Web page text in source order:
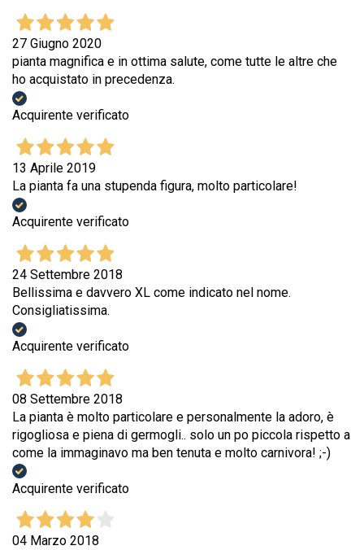
27 Giugno 2020
pianta magnifica e in ottima salute, come tutte le altre che
ho acquistato in precedenza.
Acquirente verificato
13 Aprile 2019
La pianta fa una stupenda figura, molto particolare!
Acquirente verificato
24 Settembre 2018
Bellissima e davvero XL come indicato nel nome.
Consigliatissima.
Acquirente verificato
08 Settembre 2018
La pianta è molto particolare e personalmente la adoro, è
rigogliosa e piena di germogli.. solo un po piccola rispetto a
come la immaginavo ma ben tenuta e molto carnivora! ;-)
Acquirente verificato
04 Marzo 2018